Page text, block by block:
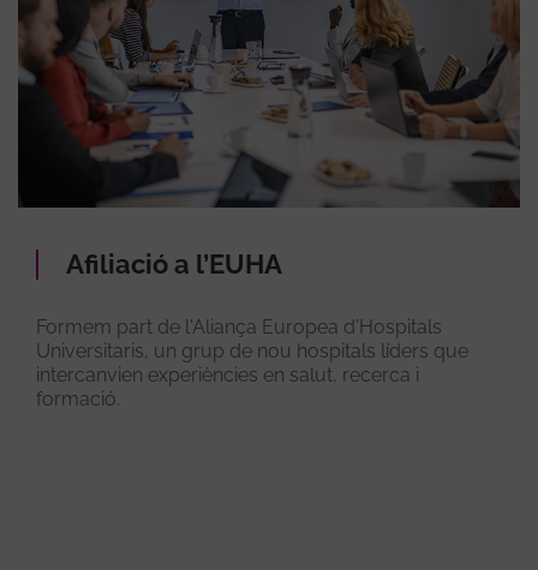
Afiliació a l’EUHA
Formem part de l'Aliança Europea d'Hospitals
Universitaris, un grup de nou hospitals líders que
intercanvien experiències en salut, recerca i
formació.